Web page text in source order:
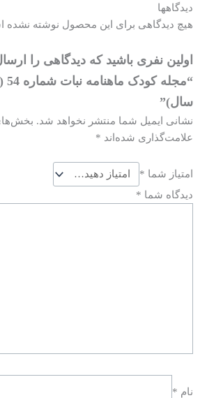
دیدگاهها
هیچ دیدگاهی برای این محصول نوشته نشده
اولین نفری باشید که دیدگاهی را
سال)”
نشانی ایمیل شما منتشر نخواهد شد.
علامت‌گذاری شده‌اند *
امتیاز شما *
دیدگاه شما *
نام *